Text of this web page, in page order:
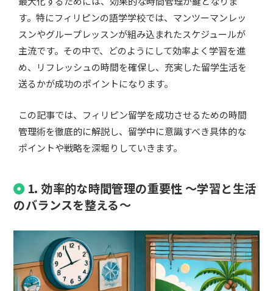
す。特にフィリピンの語学学校では、マンツーマンレッ
スンやグループレッスンが組み込まれたスケジュールが
主流です。その中で、どのようにして効率よく学習を進
め、リフレッシュの時間を確保し、充実した留学生活を
送るかが成功のポイントになります。
この記事では、フィリピン留学を成功させるための時間
管理術を徹底的に解説し、留学中に意識すべき具体的な
ポイントや戦略を深堀りしていきます。
1. 効率的な時間管理の重要性 ～学習と生活
のバランスを整える～